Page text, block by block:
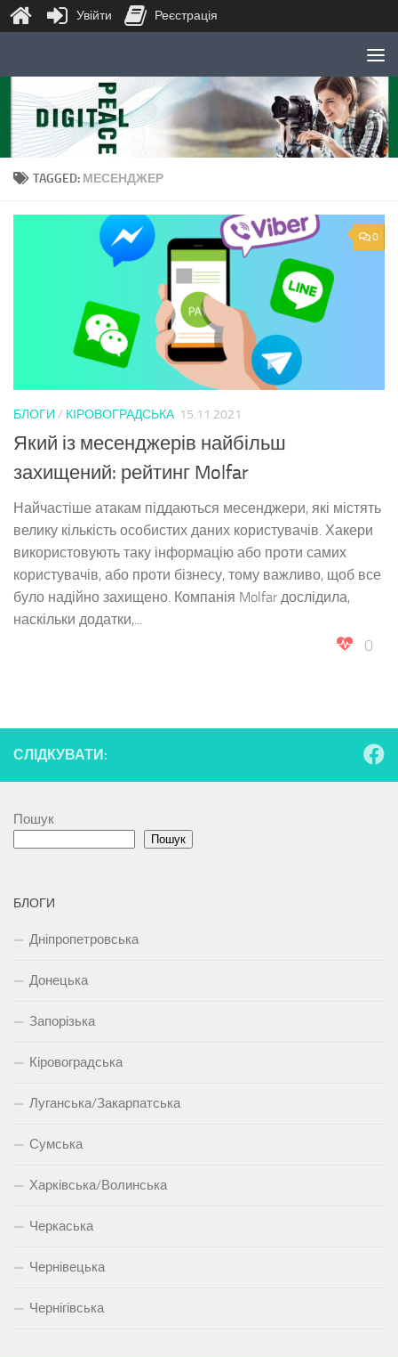
Skip to content
TAGGED: МЕСЕНДЖЕР
0
БЛОГИ / КІРОВОГРАДСЬКА 15.11.2021
Який із месенджерів найбільш
захищений: рейтинг Molfar
Найчастіше атакам піддаються месенджери, які містять
велику кількість особистих даних користувачів. Хакери
використовують таку інформацію або проти самих
користувачів, або проти бізнесу, тому важливо, щоб все
було надійно захищено. Компанія Molfar дослідила,
наскільки додатки,...
0
СЛІДКУВАТИ:
Пошук
Пошук
БЛОГИ
Дніпропетровська
Донецька
Запорізька
Кіровоградська
Луганська/Закарпатська
Сумська
Харківська/Волинська
Черкаська
Чернівецька
Чернігівська
Увійти Реєстрація